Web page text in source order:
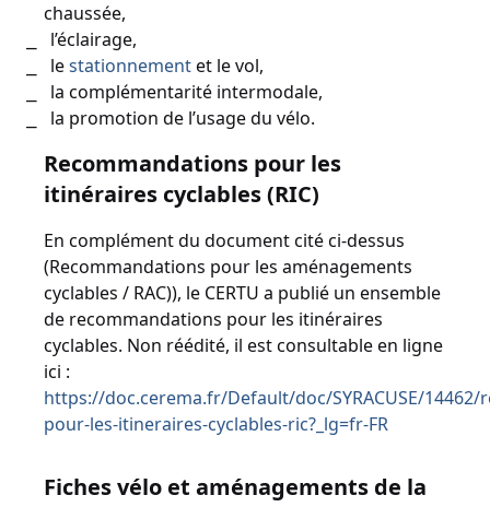
chaussée,
l’éclairage,
lestationnementet le vol,
la complémentarité intermodale,
la promotion de l’usage du vélo.
Recommandations pour les
itinéraires cyclables (RIC)
En complément du document cité ci-dessus
(Recommandations pour les aménagements
cyclables / RAC)), le CERTU a publié un ensemble
de recommandations pour les itinéraires
cyclables. Non réédité, il est consultable en ligne
ici :
https://doc.cerema.fr/Default/doc/SYRACUSE/
pour-les-itineraires-cyclables-ric?_lg=fr-FR
Fiches vélo et aménagements de la